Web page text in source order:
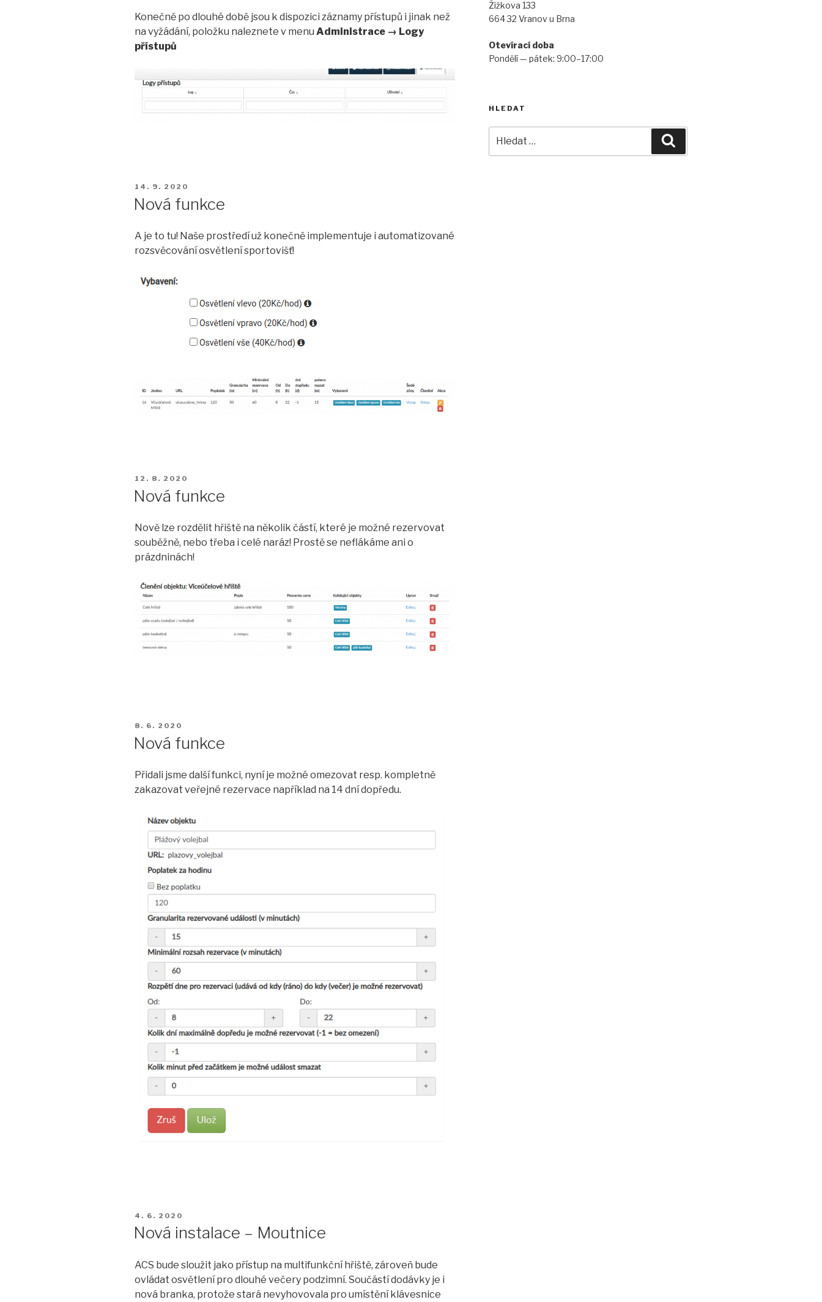
Konečně po dlouhé době jsou k dispozici záznamy přístupů i jinak než
na vyžádání, položku naleznete v menu Administrace → Logy
přístupů
PUBLIKOVÁNO
14. 9. 2020
Nová funkce
A je to tu! Naše prostředí už konečně implementuje i automatizované
rozsvěcování osvětlení sportovišť!
PUBLIKOVÁNO
12. 8. 2020
Nová funkce
Nově lze rozdělit hřiště na několik částí, které je možné rezervovat
souběžně, nebo třeba i celé naráz! Prostě se neflákáme ani o
prázdninách!
PUBLIKOVÁNO
8. 6. 2020
Nová funkce
Přidali jsme další funkci, nyní je možné omezovat resp. kompletně
zakazovat veřejné rezervace například na 14 dní dopředu.
PUBLIKOVÁNO
4. 6. 2020
Nová instalace – Moutnice
ACS bude sloužit jako přístup na multifunkční hřiště, zároveň bude
ovládat osvětlení pro dlouhé večery podzimní. Součástí dodávky je i
nová branka, protože stará nevyhovovala pro umístění klávesnice
Žižkova 133
664 32 Vranov u Brna
Otevírací doba
Pondělí — pátek: 9:00–17:00
HLEDAT